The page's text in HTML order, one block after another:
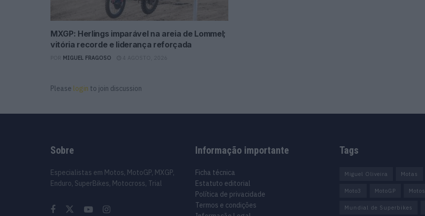
MXGP: Herlings imparável na areia de Lommel;
vitória recorde e liderança reforçada
MIGUEL FRAGOSO 4 AGOSTO, 2026
Please login to join discussion
Sobre
Especialistas em Motos, MotoGP, MXGP,
Enduro, SuperBikes, Motocross, Trial
Informação importante
Ficha técnica
Estatuto editorial
Política de privacidade
Termos e condições
Tags
Miguel Oliveira Motas
Moto3 MotoGP Motos
Mundial de Superbikes